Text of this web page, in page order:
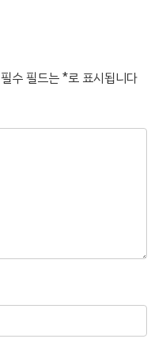
필수 필드는*로 표시됩니다